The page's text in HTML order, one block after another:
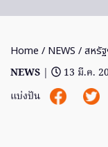
Home / NEWS / สหรัฐ
NEWS |
13 มี.ค.
แบ่งปัน